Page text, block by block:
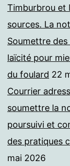
Timburbrou et
sources. La
Soumettre
laïcité pour
du foulard 22
Courrier
soumettre la
poursuivi et
des pratiques
mai 2026